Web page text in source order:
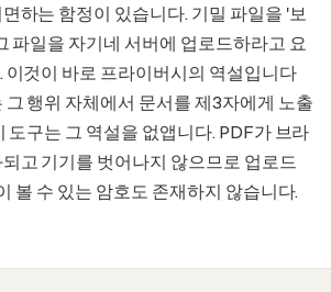
하는 함정이 있습니다. 기밀 파일을 '보
파일을 자기네 서버에 업로드하라고 요
이것이 바로 프라이버시의 역설입니다
행위 자체에서 문서를 제3자에게 노출
도구는 그 역설을 없앱니다. PDF가 브라
고 기기를 벗어나지 않으므로 업로드
볼 수 있는 암호도 존재하지 않습니다.